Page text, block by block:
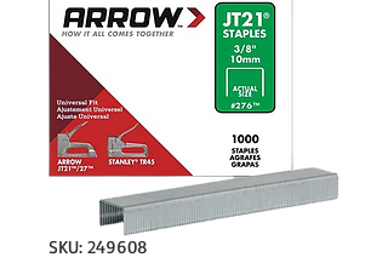
SKU: 249608